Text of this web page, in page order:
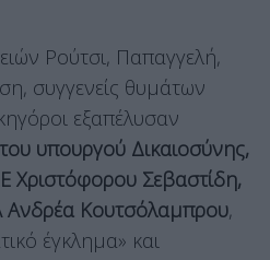
Ρούτσι, Παπαγγελή,
συγγενείς θυμάτων
εξαπέλυσαν
υπουργού Δικαιοσύνης,
Χριστόφορου Σεβαστίδη,
Ανδρέα Κουτσόλαμπρου,
έγκλημα» και